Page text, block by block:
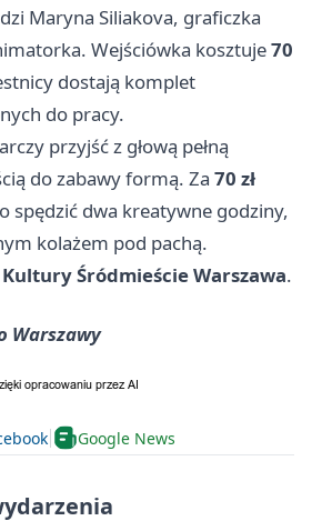
Maryna Siliakova, graficzka
Wejściówka kosztuje70
dostają komplet
do pracy.
przyjść z głową pełną
do zabawy formą. Za 70 zł
spędzić dwa kreatywne godziny,
kolażem pod pachą.
Śródmieście Warszawa.
Warszawy
Google News